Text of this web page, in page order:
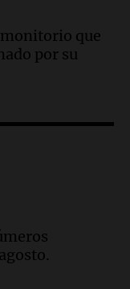
bandas
que
por su